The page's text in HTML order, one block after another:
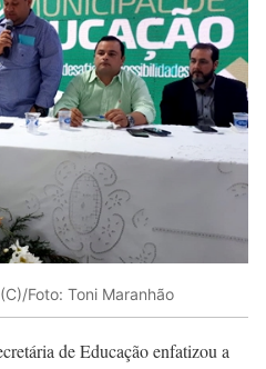
Foto: Toni Maranhão
de Educação enfatizou a